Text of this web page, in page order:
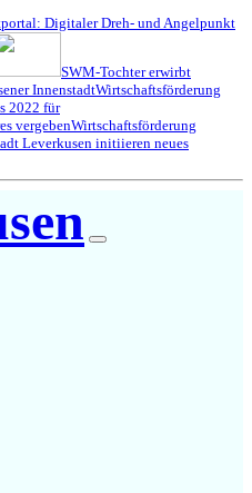
Digitaler Dreh- und Angelpunkt
SWM-Tochter erwirbt
InnenstadtWirtschaftsförderung
2022 für
vergebenWirtschaftsförderung
Leverkusen initiieren neues